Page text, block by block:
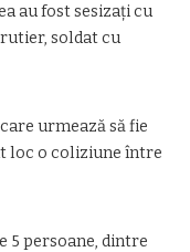
au fost sesizați cu
soldat cu
urmează să fie
loc o coliziune între
persoane, dintre